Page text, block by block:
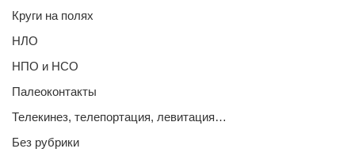
Круги на полях
НЛО
НПО и НСО
Палеоконтакты
Телекинез, телепортация, левитация…
Без рубрики